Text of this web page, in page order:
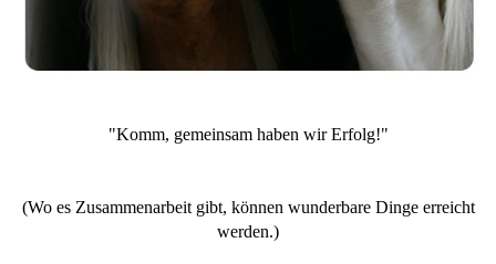
"Komm, gemeinsam haben wir Erfolg!"
(Wo es Zusammenarbeit gibt, können wunderbare Dinge erreicht
werden.)